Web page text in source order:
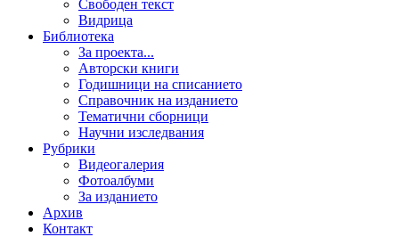
Свободен текст
Видрица
Библиотека
За проекта...
Авторски книги
Годишници на списанието
Справочник на изданието
Тематични сборници
Научни изследвания
Рубрики
Видеогалерия
Фотоалбуми
За изданието
Архив
Контакт